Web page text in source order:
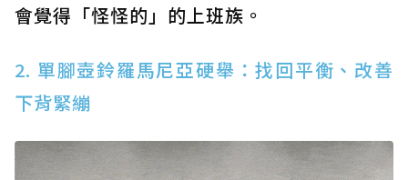
會覺得「怪怪的」的上班族。
2. 單腳壺鈴羅馬尼亞硬舉：找回平衡、改善
下背緊繃